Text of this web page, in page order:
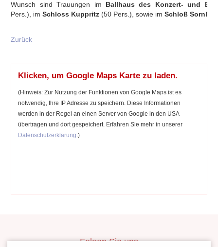
Wunsch sind Trauungen im Ballhaus des Konzert- und
Pers.), imSchloss Kuppritz (50 Pers.), sowie imSchloß Sornßig
Zurück
Klicken, um Google Maps Karte zu laden.
(Hinweis: Zur Nutzung der Funktionen von Google Maps ist es
notwendig, Ihre IP Adresse zu speichern. Diese Informationen
werden in der Regel an einen Server von Google in den USA
übertragen und dort gespeichert. Erfahren Sie mehr in unserer
Datenschutzerklärung .)
Folgen Sie uns